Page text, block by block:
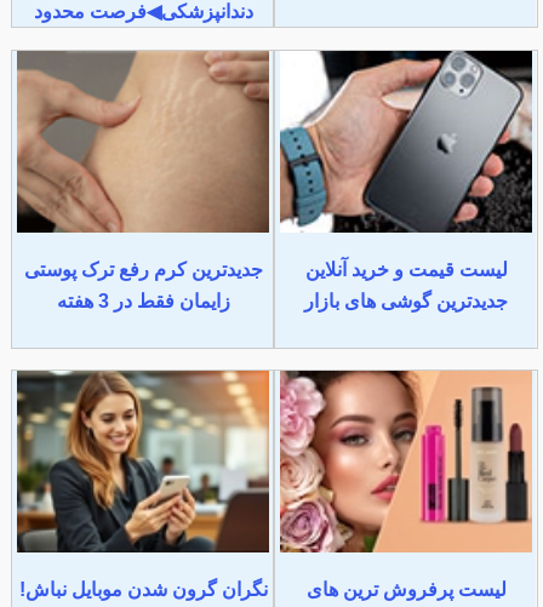
دندانپزشکی◀فرصت محدود
لیست قیمت و خرید آنلاین
جدیدترین گوشی های بازار
جدیدترین کرم رفع ترک پوستی
زایمان فقط در 3 هفته
لیست پرفروش ترین های
نگران گرون شدن موبایل نباش!